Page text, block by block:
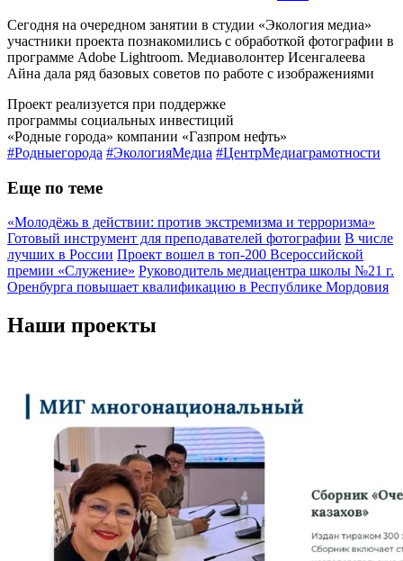
Сегодня на очередном занятии в студии «Экология медиа»
участники проекта познакомились с обработкой фотографии в
программе Adobe Lightroom. Медиаволонтер Исенгалеева
Айна дала ряд базовых советов по работе с изображениями
Проект реализуется при поддержке
программы социальных инвестиций
«Родные города» компании «Газпром нефть»
#Родныегорода #ЭкологияМедиа #ЦентрМедиаграмотности
Еще по теме
«Молодёжь в действии: против экстремизма и терроризма»
Готовый инструмент для преподавателей фотографии В числе
лучших в России Проект вошел в топ-200 Всероссийской
премии «Служение» Руководитель медиацентра школы №21 г.
Оренбурга повышает квалификацию в Республике Мордовия
Наши проекты